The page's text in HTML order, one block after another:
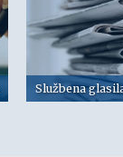
Službena